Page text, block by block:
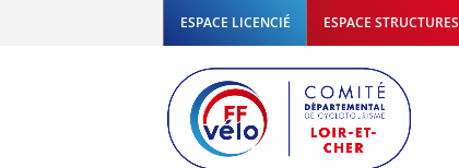
ESPACE LICENCIÉ ESPACE STRUCTURES